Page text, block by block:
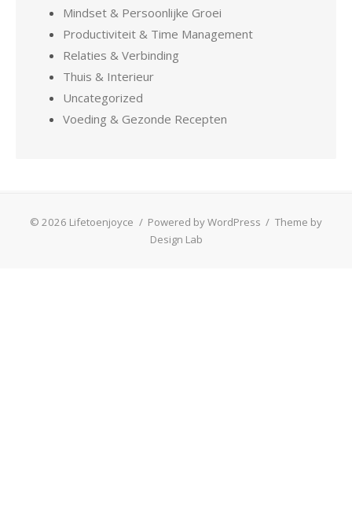
Mindset & Persoonlijke Groei
Productiviteit & Time Management
Relaties & Verbinding
Thuis & Interieur
Uncategorized
Voeding & Gezonde Recepten
© 2026 Lifetoenjoyce / Powered by WordPress / Theme by
Design Lab